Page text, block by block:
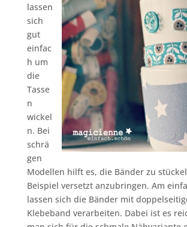
lassen
sich
gut
einfac
h um
die
Tasse
n
wickel
n. Bei
schrä
gen
Modellen hilft es, die Bänder zu
Beispiel versetzt anzubringen. Am
lassen sich die Bänder mit
Klebeband verarbeiten. Dabei ist es